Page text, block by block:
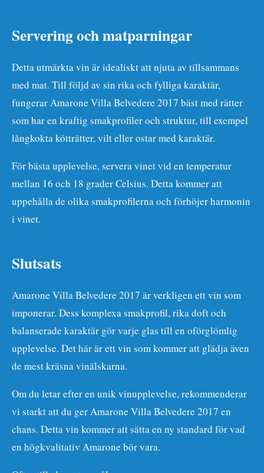
Servering och matparningar
Detta utmärkta vin är idealiskt att njuta av tillsammans
med mat. Till följd av sin rika och fylliga karaktär,
fungerar Amarone Villa Belvedere 2017 bäst med rätter
som har en kraftig smakprofiler och struktur, till exempel
långkokta kötträtter, vilt eller ostar med karaktär.
För bästa upplevelse, servera vinet vid en temperatur
mellan 16 och 18 grader Celsius. Detta kommer att
uppehålla de olika smakprofilerna och förhöjer harmonin
i vinet.
Slutsats
Amarone Villa Belvedere 2017 är verkligen ett vin som
imponerar. Dess komplexa smakprofil, rika doft och
balanserade karaktär gör varje glas till en oförglömlig
upplevelse. Det här är ett vin som kommer att glädja även
de mest kräsna vinälskarna.
Om du letar efter en unik vinupplevelse, rekommenderar
vi starkt att du ger Amarone Villa Belvedere 2017 en
chans. Detta vin kommer att sätta en ny standard för vad
en högkvalitativ Amarone bör vara.